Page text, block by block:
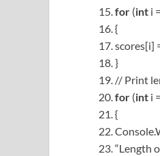
for (int i
{
scores[i]
}
// Print
for (int i
{
“Length